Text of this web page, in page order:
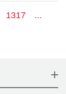
1317
...